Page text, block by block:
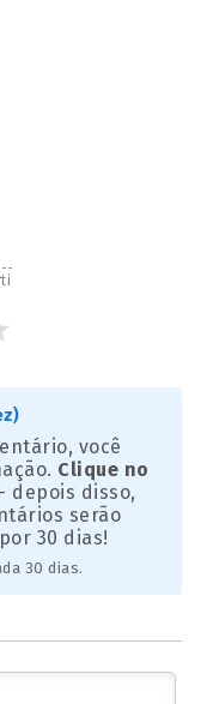
você
Clique no
- depois disso,
serão
30 dias!
30 dias.